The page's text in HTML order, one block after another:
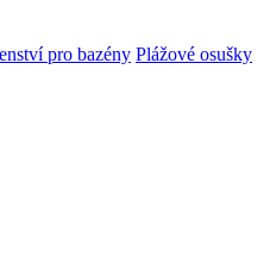
pro bazény Plážové osušky